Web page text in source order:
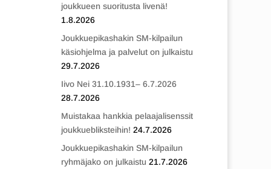
joukkueen suoritusta livenä!
1.8.2026
Joukkuepikashakin SM-kilpailun
käsiohjelma ja palvelut on julkaistu
29.7.2026
Iivo Nei 31.10.1931– 6.7.2026
28.7.2026
Muistakaa hankkia pelaajalisenssit
joukkuebliksteihin! 24.7.2026
Joukkuepikashakin SM-kilpailun
ryhmäjako on julkaistu 21.7.2026